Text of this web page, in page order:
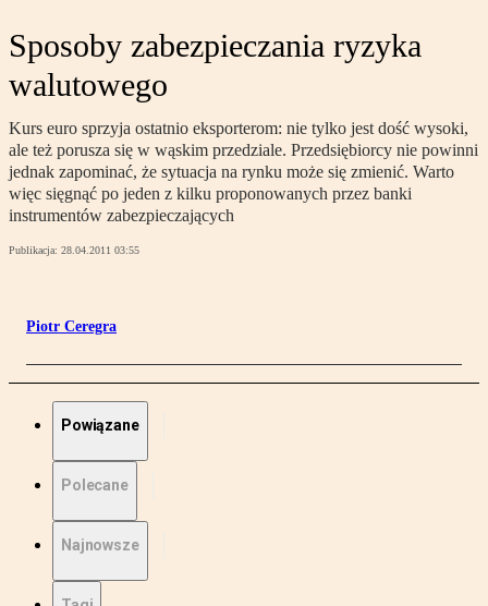
Sposoby zabezpieczania ryzyka
walutowego
Kurs euro sprzyja ostatnio eksporterom: nie tylko jest dość wysoki,
ale też porusza się w wąskim przedziale. Przedsiębiorcy nie powinni
jednak zapominać, że sytuacja na rynku może się zmienić. Warto
więc sięgnąć po jeden z kilku proponowanych przez banki
instrumentów zabezpieczających
Publikacja: 28.04.2011 03:55
Piotr Ceregra
Powiązane
Polecane
Najnowsze